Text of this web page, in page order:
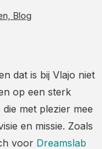
Blog
dat is bij Vlajo niet
op een sterk
met plezier mee
en missie. Zoals
voor Dreamslab